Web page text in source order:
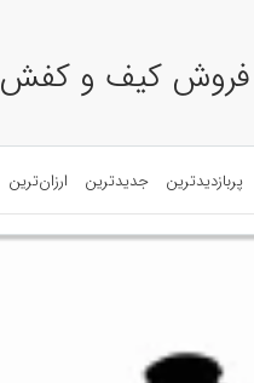
و فروش کیف و کفش
پربازدیدترین جدیدترین ارزان‌ترین